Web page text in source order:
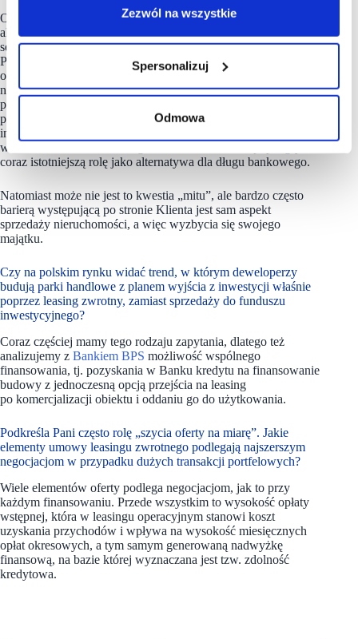
Zezwól na wszystkie
Spersonalizuj
Odmowa
Owszem,
leasing nieruchomości jest to nadal produkt niszowy,
ale jednocześnie to jeden z najbardziej dynamicznych
segmentów rynku leasingowego. Według danych Związku
Polskiego Leasingu segment nieruchomości w 2025 r.
odnotował wzrost o 63%. Wartość sfinansowanych
nieruchomości w 2025 roku wyniosła 800 mln zł, co stanowi
potężny skok w porównaniu do lat ubiegłych. Eksperci ZPL
przewidują, że trend ten utrzyma się, a całkowita wartość
inwestycji sfinansowanych przez branżę leasingową przekroczy
w 2026 roku 129,7 mld zł, gdzie nieruchomości będą odgrywać
coraz istotniejszą rolę jako alternatywa dla długu bankowego.
Natomiast może nie jest to kwestia „mitu”, ale bardzo często
barierą występującą po stronie Klienta jest sam aspekt
sprzedaży nieruchomości, a więc wyzbycia się swojego
majątku.
Czy na polskim rynku widać trend, w którym deweloperzy
budują parki handlowe z planem wyjścia z inwestycji właśnie
poprzez leasing zwrotny, zamiast sprzedaży do funduszu
inwestycyjnego?
Coraz częściej mamy tego rodzaju zapytania, dlatego też
analizujemy z Bankiem BPS możliwość wspólnego
finansowania, tj. pozyskania w Banku kredytu na finansowanie
budowy z jednoczesną opcją przejścia na leasing
po komercjalizacji obiektu i oddaniu go do użytkowania.
Podkreśla Pani często rolę „szycia oferty na miarę”. Jakie
elementy umowy leasingu zwrotnego podlegają najszerszym
negocjacjom w przypadku dużych transakcji portfelowych?
Wiele elementów oferty podlega negocjacjom, jak to przy
każdym finansowaniu. Przede wszystkim to wysokość opłaty
wstępnej, która w leasingu operacyjnym stanowi koszt
uzyskania przychodów i wpływa na wysokość miesięcznych
opłat okresowych, a tym samym generowaną nadwyżkę
finansową, na bazie której wyznaczana jest tzw. zdolność
kredytowa.